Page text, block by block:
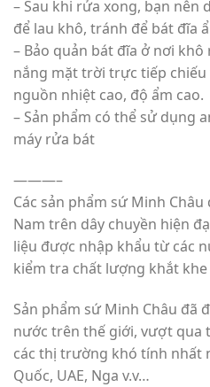
– Sau khi rửa xong, bạn nên
để lau khô, tránh để bát đĩa
– Bảo quản bát đĩa ở nơi
nắng mặt trời trực tiếp
nguồn nhiệt cao, độ ẩm cao.
– Sản phẩm có thể sử dụng
máy rửa bát
———–
Các sản phẩm sứ Minh
Nam trên dây chuyền hiện
liệu được nhập khẩu từ các
kiểm tra chất lượng khắt
Sản phẩm sứ Minh Châu đã
nước trên thế giới, vượt qua
các thị trường khó tính nhất
Quốc, UAE, Nga v.v…